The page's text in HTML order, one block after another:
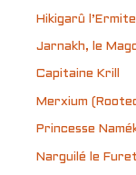
Hikigarû
Jarnakh, le
Capitaine Krill
Merxium
Princesse
Narguilé le